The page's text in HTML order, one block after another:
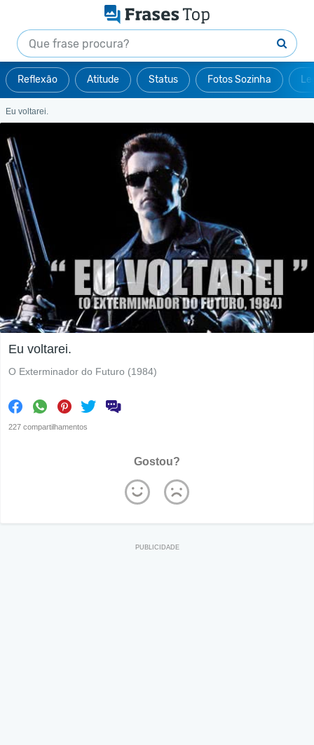
Reflexão Atitude Status Fotos Sozinha
Eu voltarei.
Eu voltarei.
O Exterminador do Futuro (1984)
227 compartilhamentos
Gostou?